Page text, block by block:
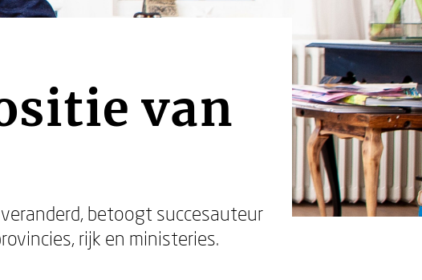
van
betoogt succesauteur
rijk en ministeries.